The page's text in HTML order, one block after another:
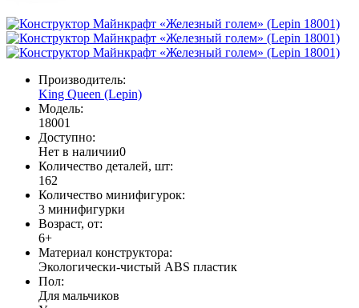
Производитель:
King Queen (Lepin)
Модель:
18001
Доступно:
Нет в наличии0
Количество деталей, шт:
162
Количество минифигурок:
3 минифигурки
Возраст, от:
6+
Материал конструктора:
Экологически-чистый ABS пластик
Пол:
Для мальчиков